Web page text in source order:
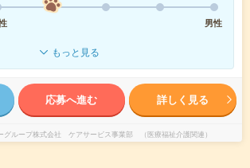
男性
もっと見る
応募へ進む 詳しく見る
グループ株式会社 ケアサービス事業部 （医療福祉介護関連）